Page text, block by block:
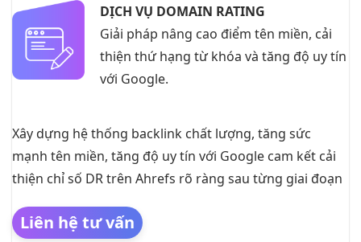
DỊCH VỤ DOMAIN RATING
Giải pháp nâng cao điểm tên miền, cải
thiện thứ hạng từ khóa và tăng độ uy tín
với Google.
Xây dựng hệ thống backlink chất lượng, tăng sức
mạnh tên miền, tăng độ uy tín với Google cam kết cải
thiện chỉ số DR trên Ahrefs rõ ràng sau từng giai đoạn
Liên hệ tư vấn